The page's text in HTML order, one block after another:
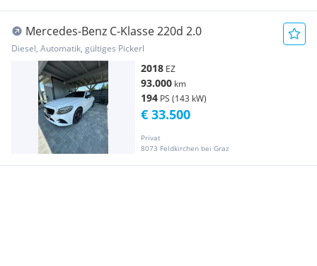
Mercedes-Benz C-Klasse 220d 2.0
Diesel, Automatik, gültiges Pickerl
2018 EZ
93.000 km
194 PS (143 kW)
Privat
8073 Feldkirchen bei Graz
€ 33.500